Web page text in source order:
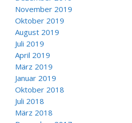
November 2019
Oktober 2019
August 2019
Juli 2019
April 2019
März 2019
Januar 2019
Oktober 2018
Juli 2018
März 2018